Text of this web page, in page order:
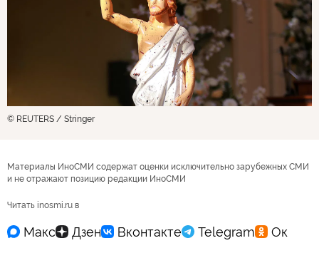
© REUTERS / Stringer
Материалы ИноСМИ содержат оценки исключительно зарубежных СМИ
и не отражают позицию редакции ИноСМИ
Читать inosmi.ru в